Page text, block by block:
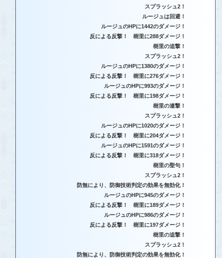
スプラッシュ2！
ルージュは回避！
ルージュのHPに1442のダメージ！
反による反撃！ 樹里に288ダメージ！
樹里の追撃！
スプラッシュ2！
ルージュのHPに1380のダメージ！
反による反撃！ 樹里に276ダメージ！
ルージュのHPに993のダメージ！
反による反撃！ 樹里に198ダメージ！
樹里の連撃！
スプラッシュ2！
ルージュのHPに1020のダメージ！
反による反撃！ 樹里に204ダメージ！
ルージュのHPに1591のダメージ！
反による反撃！ 樹里に318ダメージ！
樹里の聖句！
スプラッシュ2！
防無により、防御技術判定の効果を無効化！
ルージュのHPに945のダメージ！
反による反撃！ 樹里に189ダメージ！
ルージュのHPに986のダメージ！
反による反撃！ 樹里に197ダメージ！
樹里の追撃！
スプラッシュ2！
防無により、防御技術判定の効果を無効化！